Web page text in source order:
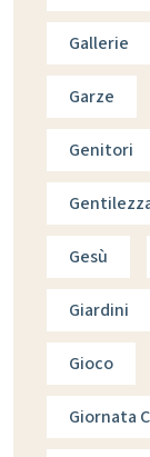
Gallerie
Garze
Genitori
Gesù
Giardini
Gioco
Giornata